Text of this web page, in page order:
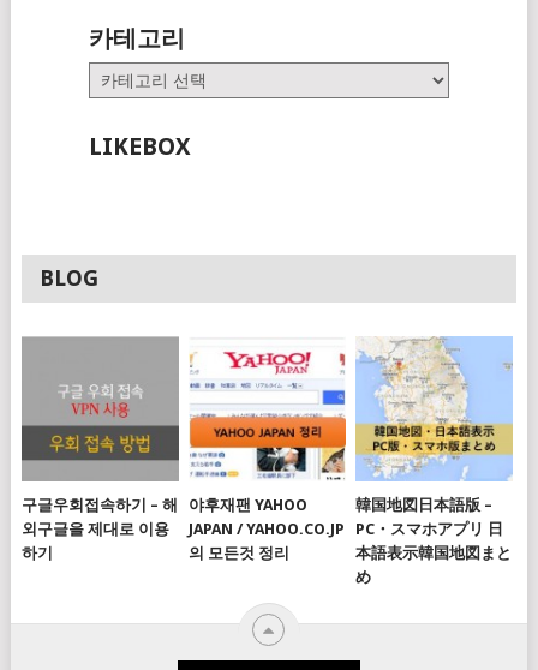
카테고리
카
테
리
LIKEBOX
BLOG
구글우회접속하기 – 해
외구글을 제대로 이용
하기
야후재팬 YAHOO
JAPAN / YAHOO.CO.JP
의 모든것 정리
韓国地図日本語版 –
PC・スマホアプリ 日
本語表示韓国地図まと
め